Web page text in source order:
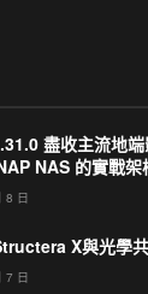
盡收主流地
NAS 的實戰架
8 日
X與光學
7 日